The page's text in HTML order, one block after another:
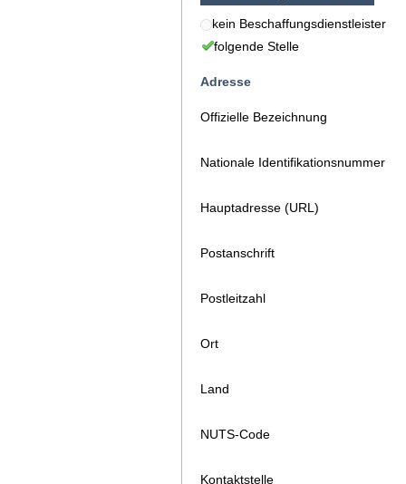
kein Beschaffungsdienstleister
folgende Stelle
Adresse
Offizielle Bezeichnung
Nationale Identifikationsnummer
Hauptadresse (URL)
Postanschrift
Postleitzahl
Ort
Land
NUTS-Code
Kontaktstelle